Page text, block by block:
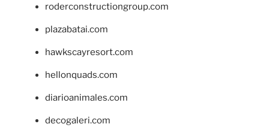
roderconstructiongroup.com
plazabatai.com
hawkscayresort.com
hellonquads.com
diarioanimales.com
decogaleri.com